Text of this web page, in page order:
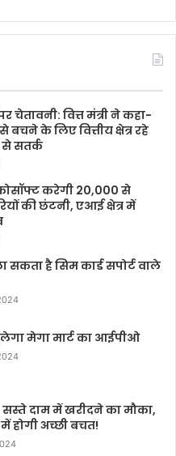
चेतावनी: वित्त मंत्री ने कहा-
बचने के लिए वित्तीय क्षेत्र रहे
सतर्क
करेगी 20,000 से
की छंटनी, एआई क्षेत्र में
सकता है सिम कार्ड सपोर्ट वाले
मेगा मार्ट का आईपीओ
सस्ते दाम में खरीदने का मौका,
होगी अच्छी बचत!